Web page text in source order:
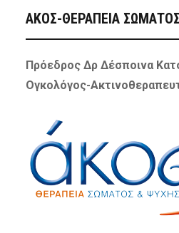
ΑΚΟΣ-ΘΕΡΑΠΕΙΑ
Πρόεδρος Δρ Δέσποινα
Ογκολόγος-